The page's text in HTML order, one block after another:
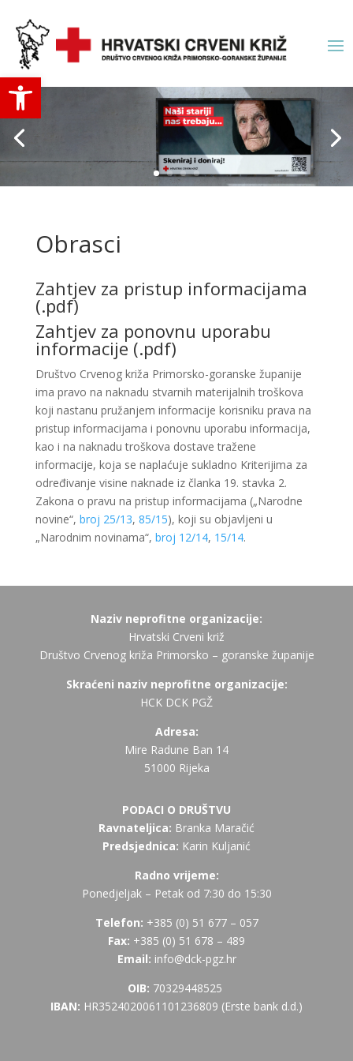
Open toolbar
Obrasci
Zahtjev za pristup informacijama
(.pdf)
Zahtjev za ponovnu uporabu
informacije (.pdf)
Društvo Crvenog križa Primorsko-goranske županije
ima pravo na naknadu stvarnih materijalnih troškova
koji nastanu pružanjem informacije korisniku prava na
pristup informacijama i ponovnu uporabu informacija,
kao i na naknadu troškova dostave tražene
informacije, koja se naplaćuje sukladno Kriterijima za
određivanje visine naknade iz članka 19. stavka 2.
Zakona o pravu na pristup informacijama („Narodne
novine“, broj 25/13, 85/15), koji su objavljeni u
„Narodnim novinama“, broj 12/14, 15/14.
Naziv neprofitne organizacije:
Hrvatski Crveni križ
Društvo Crvenog križa Primorsko – goranske županije
Skraćeni naziv neprofitne organizacije:
HCK DCK PGŽ
Adresa:
Mire Radune Ban 14
51000 Rijeka
PODACI O DRUŠTVU
Ravnateljica: Branka Maračić
Predsjednica: Karin Kuljanić
Radno vrijeme:
Ponedjeljak – Petak od 7:30 do 15:30
Telefon: +385 (0) 51 677 – 057
Fax: +385 (0) 51 678 – 489
Email: info@dck-pgz.hr
OIB: 70329448525
IBAN: HR3524020061101236809 (Erste bank d.d.)